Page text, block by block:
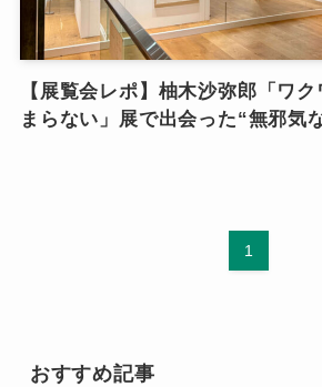
【展覧会レポ】柚木沙弥郎「ワ
まらない」展で出会った“無邪気
1
おすすめ記事